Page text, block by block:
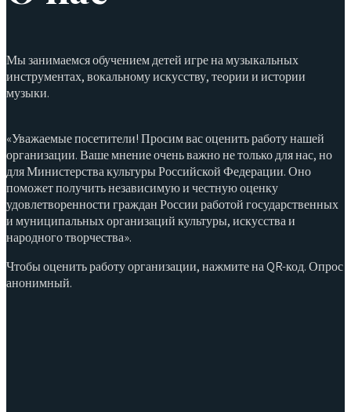
Мы занимаемся обучением детей игре на музыкальных
инструментах, вокальному искусству, теории и истории
музыки.
«Уважаемые посетители! Просим вас оценить работу нашей
организации. Ваше мнение очень важно не только для нас, но
для Министерства культуры Российской Федерации. Оно
поможет получить независимую и честную оценку
удовлетворенности граждан России работой государственных
и муниципальных организаций культуры, искусства и
народного творчества».
Чтобы оценить работу организации, нажмите на QR-код. Опрос
анонимный.